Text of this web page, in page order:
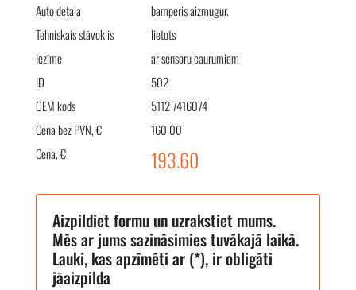
Auto detaļa
bamperis aizmugur.
Tehniskais stāvoklis
lietots
Iezīme
ar sensoru caurumiem
ID
502
OEM kods
5112 7416074
Cena bez PVN, €
160.00
Cena, €
193.60
Aizpildiet formu un uzrakstiet mums.
Mēs ar jums sazināsimies tuvākajā laikā.
Lauki, kas apzīmēti ar (*), ir obligāti
jāaizpilda